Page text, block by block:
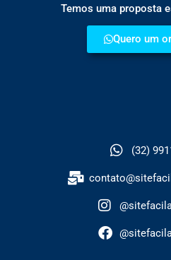
Temos uma proposta
Quero um
(32)